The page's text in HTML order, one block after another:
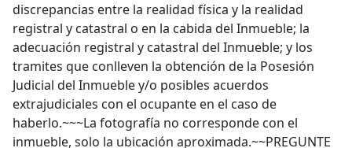
discrepancias entre la realidad física y la realidad
registral y catastral o en la cabida del Inmueble; la
adecuación registral y catastral del Inmueble; y los
tramites que conlleven la obtención de la Posesión
Judicial del Inmueble y/o posibles acuerdos
extrajudiciales con el ocupante en el caso de
haberlo.~~~La fotografía no corresponde con el
inmueble, solo la ubicación aproximada.~~PREGUNTE